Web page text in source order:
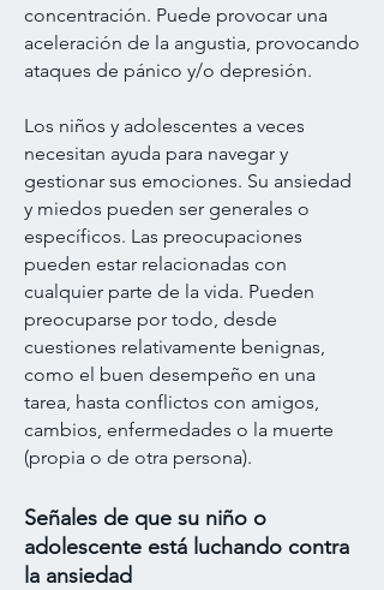
concentración. Puede provocar una
aceleración de la angustia, provocando
ataques de pánico y/o depresión. ​
Los niños y adolescentes a veces
necesitan ayuda para navegar y
gestionar sus emociones. Su ansiedad
y miedos pueden ser generales o
específicos. Las preocupaciones
pueden estar relacionadas con
cualquier parte de la vida. Pueden
preocuparse por todo, desde
cuestiones relativamente benignas,
como el buen desempeño en una
tarea, hasta conflictos con amigos,
cambios, enfermedades o la muerte
(propia o de otra persona).
Señales de que su niño o
adolescente está luchando contra
la ansiedad